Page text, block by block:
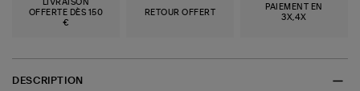
LIVRAISON
OFFERTE DÈS 150
€
RETOUR OFFERT
PAIEMENT EN
3X,4X
DESCRIPTION